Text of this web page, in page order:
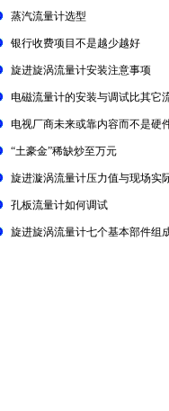
蒸汽流量计选型
银行收费项目不是越少越好
旋进旋涡流量计安装注意事项
电磁流量计的安装与调试比其它
电视厂商未来或靠内容而不是硬
“土豪金”稀缺炒至万元
旋进漩涡流量计压力值与现场实
孔板流量计如何调试
旋进旋涡流量计七个基本部件组